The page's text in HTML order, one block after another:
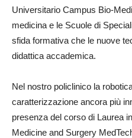
Universitario Campus Bio-
medicina e le Scuole di
sfida formativa che le nuove
didattica accademica.
Nel nostro policlinico la
caratterizzazione ancora più
presenza del corso di Laurea
Medicine and Surgery